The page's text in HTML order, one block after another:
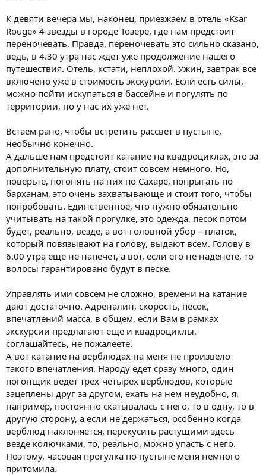
К девяти вечера мы, наконец, приезжаем в отель «Ksar
Rouge» 4 звезды в городе Тозере, где нам предстоит
переночевать. Правда, переночевать это сильно сказано,
ведь, в 4.30 утра нас ждет уже продолжение нашего
путешествия. Отель, кстати, неплохой. Ужин, завтрак все
включено уже в стоимость экскурсии. Если есть силы,
можно пойти искупаться в бассейне и погулять по
территории, но у нас их уже нет.
Встаем рано, чтобы встретить рассвет в пустыне,
необычно конечно.
А дальше нам предстоит катание на квадроциклах, это за
дополнительную плату, стоит совсем немного. Но,
поверьте, погонять на них по Сахаре, попрыгать по
барханам, это очень захватывающе и стоит того, чтобы
попробовать. Единственное, что нужно обязательно
учитывать на такой прогулке, это одежда, песок потом
будет, реально, везде, а вот головной убор – платок,
который повязывают на голову, выдают всем. Голову в
6.00 утра еще не напечет, а вот, если его не наденете, то
волосы гарантировано будут в песке.
Управлять ими совсем не сложно, времени на катание
дают достаточно. Адреналин, скорость, песок,
впечатлений масса, в общем, если Вам в рамках
экскурсии предлагают еще и квадроциклы,
соглашайтесь, не пожалеете.
А вот катание на верблюдах на меня не произвело
такого впечатления. Народу едет сразу много, один
погонщик ведет трех-четырех верблюдов, которые
зацеплены друг за другом, ехать на нем неудобно, я,
например, постоянно скатывалась с него, то в одну, то в
другую сторону, а если не держаться, особенно когда
верблюд наклоняется, перекусить растущими здесь
везде колючками, то, реально, можно упасть с него.
Поэтому, часовая прогулка по пустыне меня немного
притомила.